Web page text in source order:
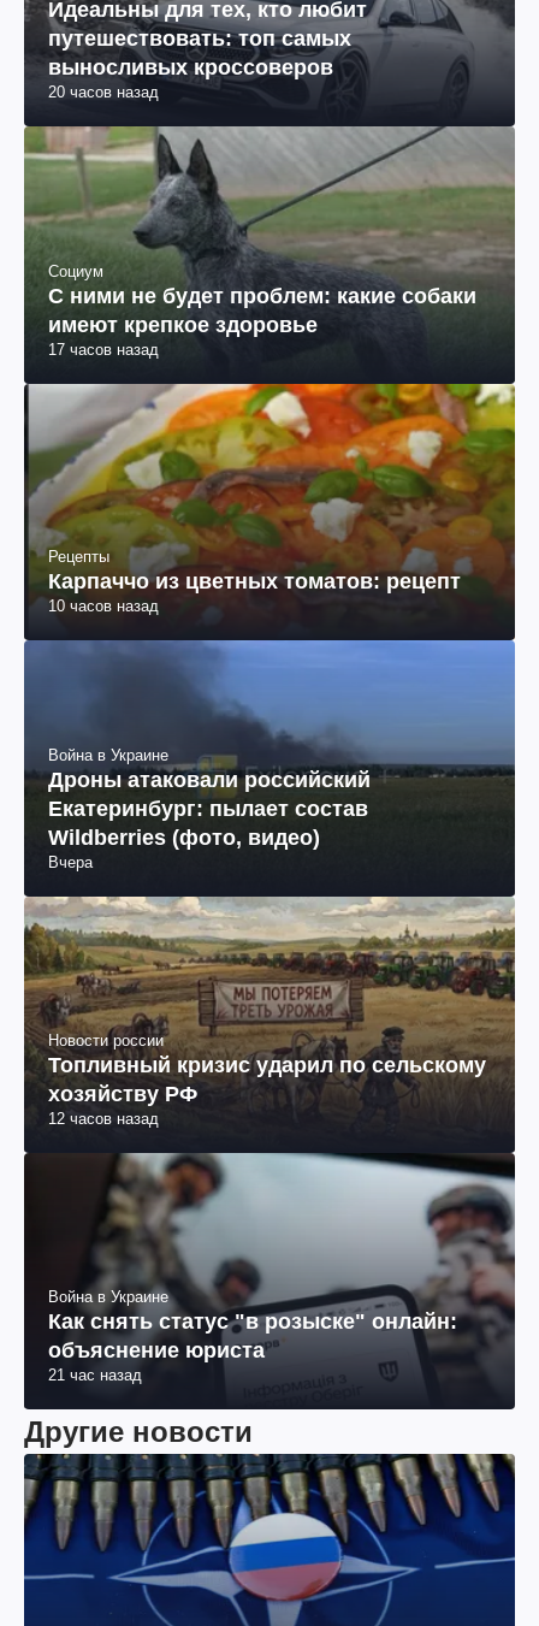
Идеальны для тех, кто любит
путешествовать: топ самых
выносливых кроссоверов
20 часов назад
Социум
С ними не будет проблем: какие собаки
имеют крепкое здоровье
17 часов назад
Рецепты
Карпаччо из цветных томатов: рецепт
10 часов назад
Война в Украине
Дроны атаковали российский
Екатеринбург: пылает состав
Wildberries (фото, видео)
Вчера
Новости россии
Топливный кризис ударил по сельскому
хозяйству РФ
12 часов назад
Война в Украине
Как снять статус "в розыске" онлайн:
объяснение юриста
21 час назад
Другие новости